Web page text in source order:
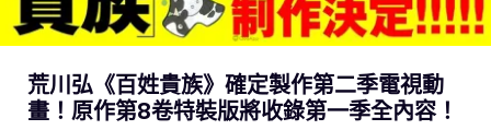
荒川弘《百姓貴族》確定製作第二季電視動
畫！原作第8卷特裝版將收錄第一季全內容！